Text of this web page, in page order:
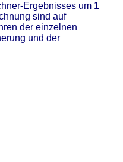
Ergebnisses um 1
sind auf
der einzelnen
und der